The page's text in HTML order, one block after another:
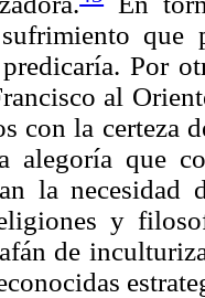
que
Por
al
con la certeza
alegoría que
la
y
de